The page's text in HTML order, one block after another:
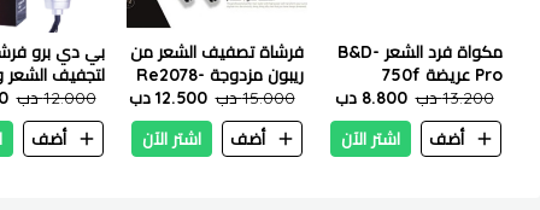
مكواة فرد الشعر B&D-
Pro عريضة 750f
13.200 دب
8.800 دب
أضف
اشتر الآن
فرشاة تصفيف الشعر من
ريبون مزدوجة Re2078-
215.000 دب
12.500 دب
أضف
اشتر الآن
بي دي برو
لتجفيف الشعر
1200 واط
12.000 دب
أضف